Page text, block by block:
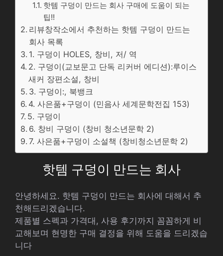
핫템 구덩이 만드는 회사 구매에 도움이 되는
팁!!
리뷰창작소에서 추천하는 핫템 구덩이 만드는
회사 목록
1. 구덩이 HOLES, 창비, 저/ 역
2. 구덩이(교보문고 단독 리커버 에디션):루이스
새커 장편소설, 창비
3. 구덩이:, 북뱅크
4. 사은품+구덩이 (민음사 세계문학전집 153)
5. 구덩이
6. 창비 구덩이 (창비 청소년문학 2)
7. 사은품+구덩이 소설책 (창비청소년문학 2)
핫템 구덩이 만드는 회사
안녕하세요. 핫템 구덩이 만드는 회사에 대해서 추
천해드리겠습니다.
제품별 스펙과 가격대, 사용 후기까지 꼼꼼하게 비
교해보며 현명한 구매 결정을 위해 도움을 드리겠습
니다